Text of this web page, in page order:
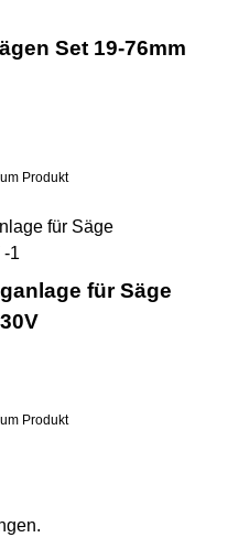
Set 19-76mm
Produkt
für Säge
Produkt